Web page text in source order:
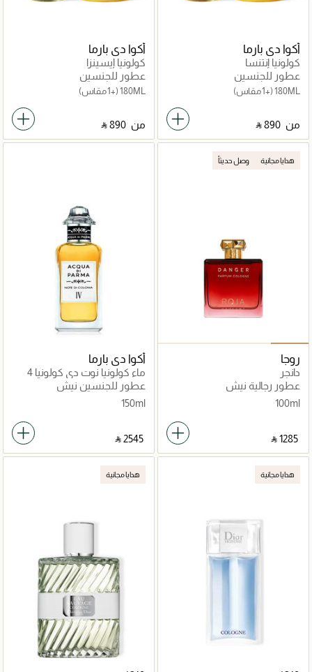
أكوا دي بارما
كولونيا إنتنسا
عطور للجنسين
180ML (+1 مقاس)
من ‎ ⃁ ⁦890⁩ ‎
أكوا دي بارما
كولونيا إيسينزا
عطور للجنسين
180ML (+1 مقاس)
من ‎ ⃁ ⁦890⁩ ‎
هدايا مجانية وصل حديثاً
روجا
دانجر
عطور رجالية نيش
100ml
‎ ⃁ ⁦1285⁩ ‎
أكوا دي بارما
ماء كولونيا نوت دي كولونيا 4
150 مل
عطور للجنسين نيش
150ml
‎ ⃁ ⁦2545⁩ ‎
هدايا مجانية هدايا مجانية